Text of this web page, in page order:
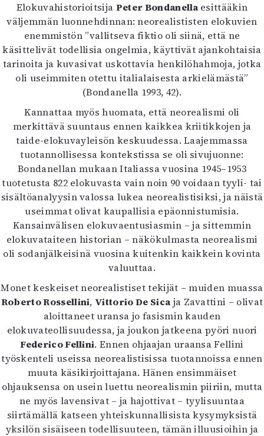
Elokuvahistorioitsija Peter Bondanella esittääkin
väljemmän luonnehdinnan: neorealististen elokuvien
enemmistön ”vallitseva fiktio oli siinä, että ne
käsittelivät todellisia ongelmia, käyttivät ajankohtaisia
tarinoita ja kuvasivat uskottavia henkilöhahmoja, jotka
oli useimmiten otettu italialaisesta arkielämästä”
(Bondanella 1993, 42).
Kannattaa myös huomata, että neorealismi oli
merkittävä suuntaus ennen kaikkea kriitikkojen ja
taide-elokuvayleisön keskuudessa. Laajemmassa
tuotannollisessa kontekstissa se oli sivujuonne:
Bondanellan mukaan Italiassa vuosina 1945–1953
tuotetusta 822 elokuvasta vain noin 90 voidaan tyyli- tai
sisältöanalyysin valossa lukea neorealistisiksi, ja näistä
useimmat olivat kaupallisia epäonnistumisia.
Kansainvälisen elokuvaentusiasmin – ja sittemmin
elokuvataiteen historian – näkökulmasta neorealismi
oli sodanjälkeisinä vuosina kuitenkin kaikkein kovinta
valuuttaa.
Monet keskeiset neorealistiset tekijät – muiden muassa
Roberto Rossellini, Vittorio De Sica ja Zavattini – olivat
aloittaneet uransa jo fasismin kauden
elokuvateollisuudessa, ja joukon jatkeena pyöri nuori
Federico Fellini. Ennen ohjaajan uraansa Fellini
työskenteli useissa neorealistisissa tuotannoissa ennen
muuta käsikirjoittajana. Hänen ensimmäiset
ohjauksensa on usein luettu neorealismin piiriin, mutta
ne myös lavensivat – ja hajottivat – tyylisuuntaa
siirtämällä katseen yhteiskunnallisista kysymyksistä
yksilön sisäiseen todellisuuteen, tämän illuusioihin ja